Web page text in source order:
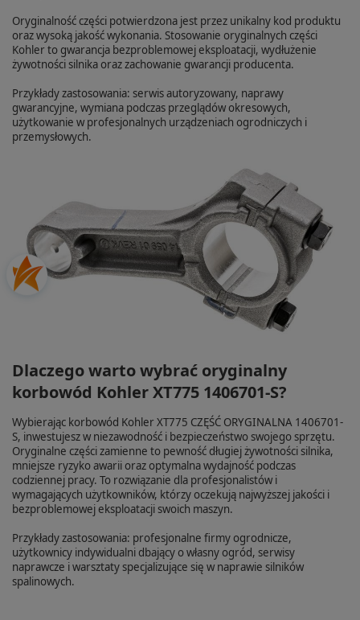
Oryginalność części potwierdzona jest przez unikalny kod produktu
oraz wysoką jakość wykonania. Stosowanie oryginalnych części
Kohler to gwarancja bezproblemowej eksploatacji, wydłużenie
żywotności silnika oraz zachowanie gwarancji producenta.
Przykłady zastosowania: serwis autoryzowany, naprawy
gwarancyjne, wymiana podczas przeglądów okresowych,
użytkowanie w profesjonalnych urządzeniach ogrodniczych i
przemysłowych.
Dlaczego warto wybrać oryginalny
korbowód Kohler XT775 1406701-S?
Wybierając korbowód Kohler XT775 CZĘŚĆ ORYGINALNA 1406701-
S, inwestujesz w niezawodność i bezpieczeństwo swojego sprzętu.
Oryginalne części zamienne to pewność długiej żywotności silnika,
mniejsze ryzyko awarii oraz optymalna wydajność podczas
codziennej pracy. To rozwiązanie dla profesjonalistów i
wymagających użytkowników, którzy oczekują najwyższej jakości i
bezproblemowej eksploatacji swoich maszyn.
Przykłady zastosowania: profesjonalne firmy ogrodnicze,
użytkownicy indywidualni dbający o własny ogród, serwisy
naprawcze i warsztaty specjalizujące się w naprawie silników
spalinowych.